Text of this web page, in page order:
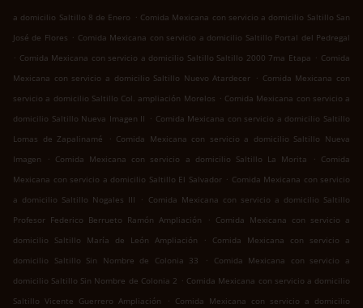
a domicilio Saltillo 8 de Enero . Comida Mexicana con servicio a domicilio Saltillo San
José de Flores . Comida Mexicana con servicio a domicilio Saltillo Portal del Pedregal
. Comida Mexicana con servicio a domicilio Saltillo Saltillo 2000 7ma Etapa . Comida
Mexicana con servicio a domicilio Saltillo Nuevo Atardecer . Comida Mexicana con
servicio a domicilio Saltillo Col. ampliación Morelos . Comida Mexicana con servicio a
domicilio Saltillo Nueva Imagen II . Comida Mexicana con servicio a domicilio Saltillo
Lomas de Zapalinamé
. Comida Mexicana con servicio a domicilio Saltillo Nueva
Imagen
. Comida Mexicana con servicio a domicilio Saltillo La Morita . Comida
Mexicana con servicio a domicilio Saltillo El Salvador . Comida Mexicana con servicio
a domicilio Saltillo Nogales III
. Comida Mexicana con servicio a domicilio Saltillo
Profesor Federico Berrueto Ramón Ampliación
. Comida Mexicana con servicio a
domicilio Saltillo María de León Ampliación
.
Comida Mexicana con servicio a
domicilio Saltillo Sin Nombre de Colonia 33
.
Comida Mexicana con servicio a
domicilio Saltillo Sin Nombre de Colonia 2 . Comida Mexicana con servicio a domicilio
Saltillo Vicente Guerrero Ampliación
. Comida Mexicana con servicio a domicilio